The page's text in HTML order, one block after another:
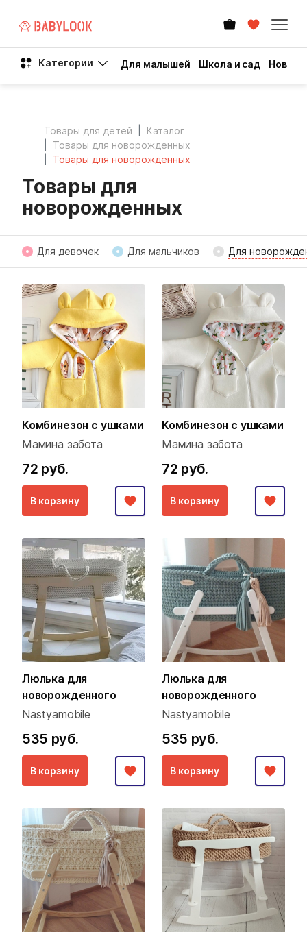
Категории Для малышей Школа и сад Новый
Товары для детей
Каталог
Товары для новорожденных
Товары для новорожденных
Товары для
новорожденных
Для девочек Для мальчиков Для
Комбинезон с ушками
Мамина забота
72 руб.
В корзину
Комбинезон с ушками
Мамина забота
72 руб.
В корзину
Люлька для
новорожденного
Nastyamobile
535 руб.
В корзину
Люлька для
новорожденного
Nastyamobile
535 руб.
В корзину